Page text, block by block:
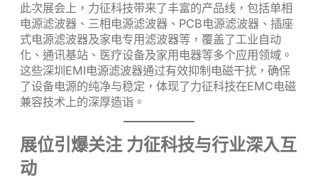
此次展会上，力征科技带来了丰富的产品线，包括单相
电源滤波器、三相电源滤波器、PCB电源滤波器、插座
式电源滤波器及家电专用滤波器等，覆盖了工业自动
化、通讯基站、医疗设备及家用电器等多个应用领域。
这些深圳EMI电源滤波器通过有效抑制电磁干扰，确保
了设备电源的纯净与稳定，体现了力征科技在EMC电磁
兼容技术上的深厚造诣。
展位引爆关注 力征科技与行业深入互
动